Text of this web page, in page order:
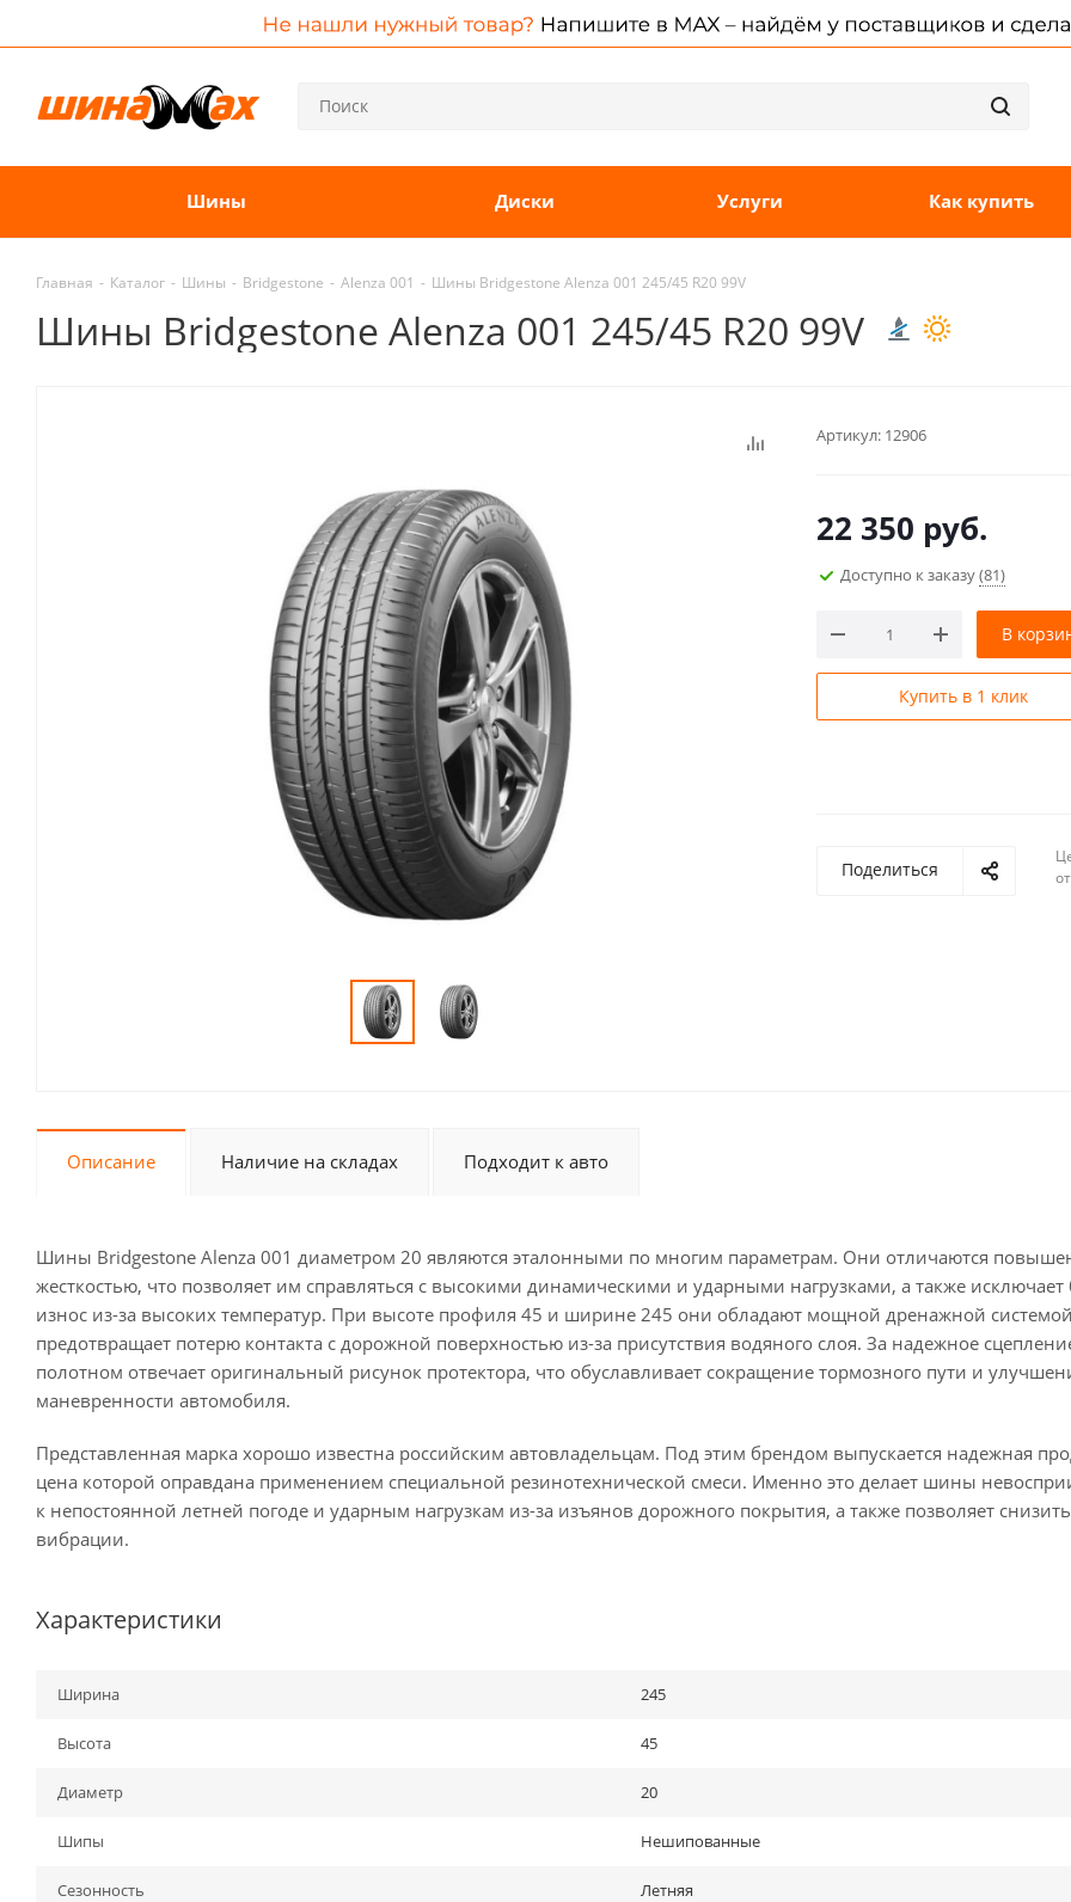
Шины Диски Услуги Как купить
Главная - Каталог - Шины - Bridgestone - Alenza 001 - Шины Bridgestone Alenza 001 245/45 R20 99V
Шины Bridgestone Alenza 001 245/45 R20 99V
Артикул: 12906
22 350 руб.
Доступно к заказу(81)
В
Купить в 1 клик
Поделиться
Описание Наличие на складах Подходит к авто
Шины Bridgestone Alenza 001 диаметром 20 являются эталонными по многим параметрам. Они отличаются
жесткостью, что позволяет им справляться с высокими динамическими и ударными нагрузками, а также
износ из-за высоких температур. При высоте профиля 45 и ширине 245 они обладают мощной дренажной
предотвращает потерю контакта с дорожной поверхностью из-за присутствия водяного слоя. За надежное
полотном отвечает оригинальный рисунок протектора, что обуславливает сокращение тормозного пути и
маневренности автомобиля.
Представленная марка хорошо известна российским автовладельцам. Под этим брендом выпускается надежная
цена которой оправдана применением специальной резинотехнической смеси. Именно это делает шины
к непостоянной летней погоде и ударным нагрузкам из-за изъянов дорожного покрытия, а также позволяет
вибрации.
Характеристики
Ширина 245
Высота 45
Диаметр 20
Шипы Нешипованные
Сезонность Летняя